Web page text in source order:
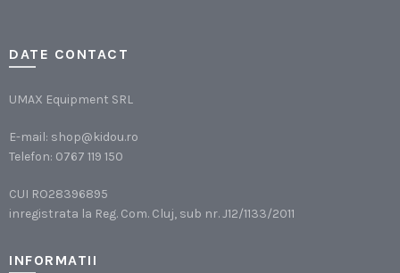
DATE CONTACT
UMAX Equipment SRL
E-mail: shop@kidou.ro
Telefon: 0767 119 150
CUI RO28396895
inregistrata la Reg. Com. Cluj, sub nr. J12/1133/2011
INFORMATII